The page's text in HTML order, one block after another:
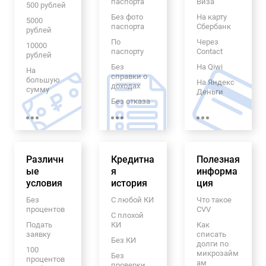
граждан
Таджикист
ана
Для
иностранн
ых граждан
Безработн
ым
Должника
м
месяцев
На 4
месяца
На 2
месяца
500 рублей
5000
рублей
10000
рублей
На
большую
сумму
100 рублей
200 рублей
рублей
3000
рублей
4000
рублей
6000
рублей
7000
рублей
Без фото
паспорта
По
паспорту
Без
справки о
доходах
Без отказа
С
временной
Под залог
ПТС
Без
электронно
й почты
С
просрочка
ми
Без
прописки
На карту
Сбербанк
Через
Contact
На Qiwi
На Яндекс
Деньги
Займ на
карту
Система
На кукурузу
На карту
Маэстро
На карту
Мир
Смс займ
На
банковский
счет
Различн
ые
условия
Без
процентов
Подать
заявку
100
процентов
Кредитна
я
история
С любой КИ
С плохой
КИ
Без КИ
Без
Полезная
информа
ция
Что такое
CVV
Как
списать
долги по
микрозайм
ам